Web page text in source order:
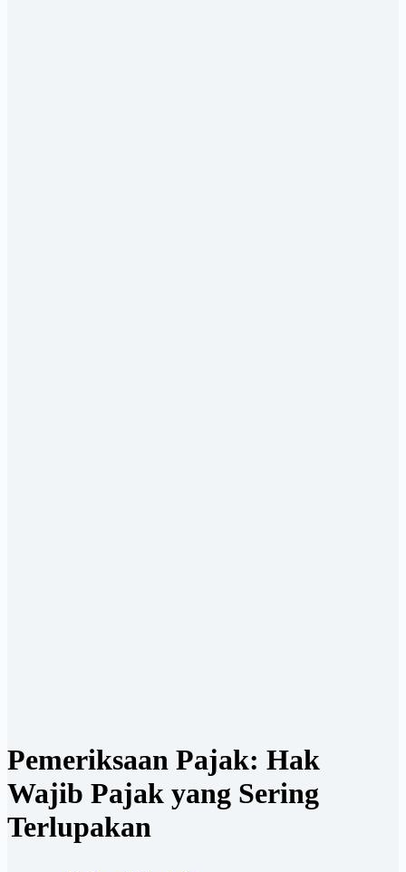
Pemeriksaan Pajak: Hak
Wajib Pajak yang Sering
Terlupakan